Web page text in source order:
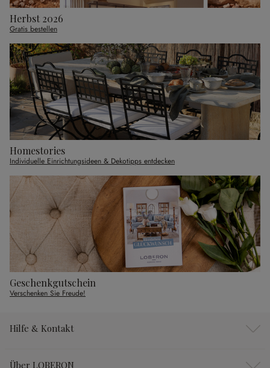
Herbst 2026
Gratis bestellen
Homestories
Individuelle Einrichtungsideen & Dekotipps entdecken
Geschenkgutschein
Verschenken Sie Freude!
Hilfe & Kontakt
Über LOBERON